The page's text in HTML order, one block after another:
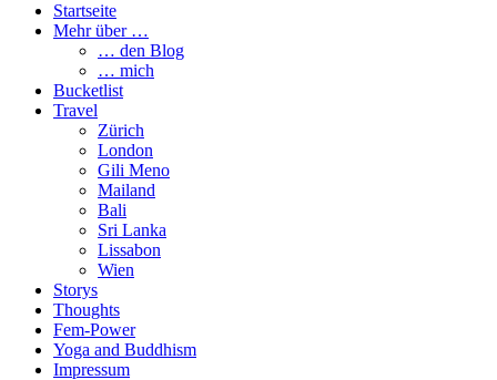
Startseite
Mehr über …
… den Blog
… mich
Bucketlist
Travel
Zürich
London
Gili Meno
Mailand
Bali
Sri Lanka
Lissabon
Wien
Storys
Thoughts
Fem-Power
Yoga and Buddhism
Impressum